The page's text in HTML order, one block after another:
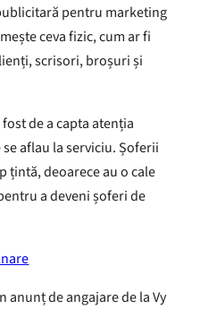
pentru marketing
ceva fizic, cum ar fi
scrisori, broșuri și
de a capta atenția
aflau la serviciu. Șoferii
țintă, deoarece au o cale
a deveni șoferi de
anunț de angajare de la Vy